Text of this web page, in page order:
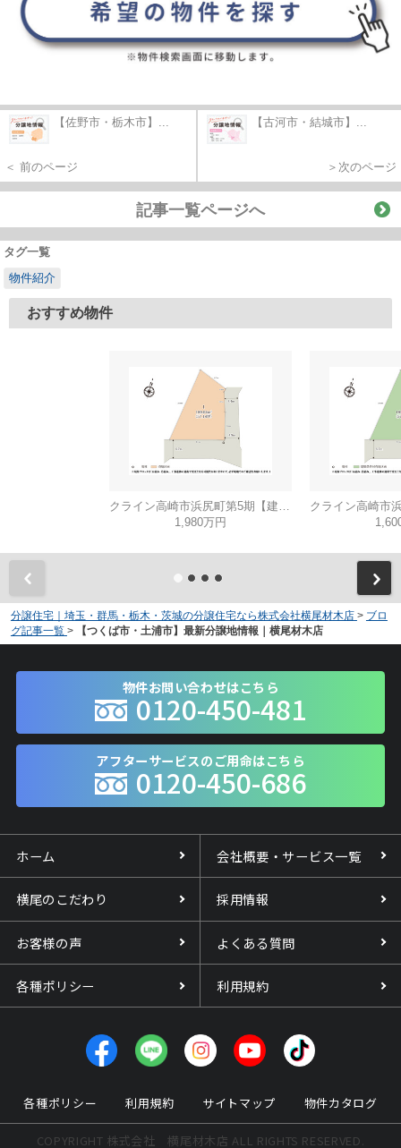
【佐野市・栃木市】...
＜ 前のページ
【古河市・結城市】...
＞次のページ
記事一覧ページへ
タグ一覧
物件紹介
おすすめ物件
1,980万円
分譲住宅｜埼玉・群馬・栃木・茨城の分譲住宅なら株式会社横尾材木店 > ブロ
グ記事一覧 > 【つくば市・土浦市】最新分譲地情報｜横尾材木店
物件お問い合わせはこちら
0120-450-481
アフターサービスのご用命はこちら
0120-450-686
ホーム 会社概要・サービス一覧
横尾のこだわり 採用情報
お客様の声 よくある質問
各種ポリシー 利用規約
各種ポリシー 利用規約 サイトマップ 物件カタログ
COPYRIGHT 株式会社 横尾材木店 ALL RIGHTS RESERVED.